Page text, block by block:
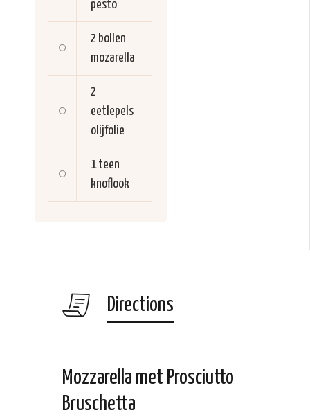
pesto
2 bollen
mozarella
2
eetlepels
olijfolie
1 teen
knoflook
Directions
Mozzarella met Prosciutto
Bruschetta